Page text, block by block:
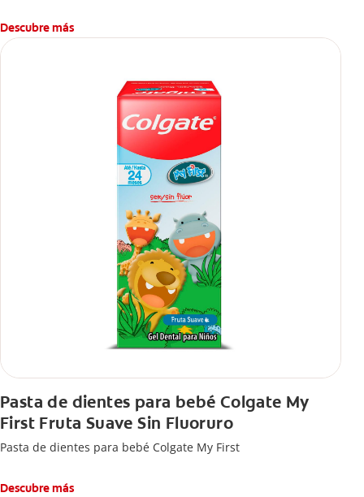
Descubre más
Pasta de dientes para bebé Colgate My
First Fruta Suave Sin Fluoruro
Pasta de dientes para bebé Colgate My First
Descubre más